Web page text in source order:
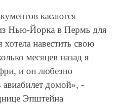
касаются
Нью-Йорка в Пермь для
навестить свою
месяцев назад я
и он любезно
домой», -
Эпштейна